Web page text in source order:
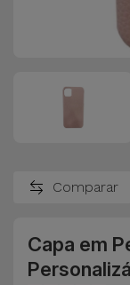
Comparar
Capa em